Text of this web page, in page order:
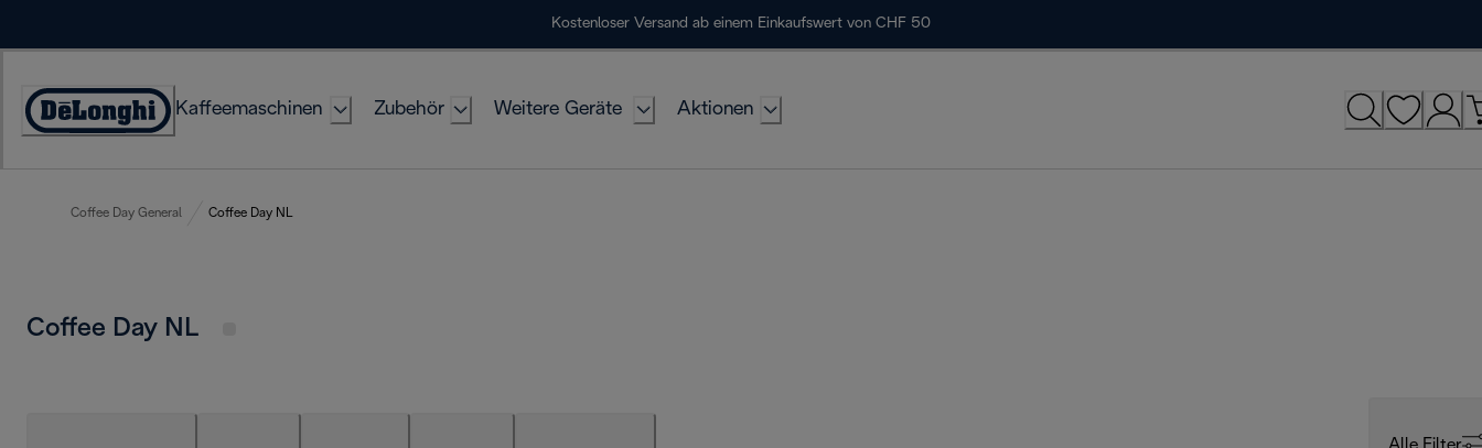
Kostenloser Versand ab einem Einkaufswert von CHF 50
Erklärung
Kaffeemaschinen Zubehör Weitere Geräte Aktionen
Coffee Day General Coffee Day NL
Coffee Day NL